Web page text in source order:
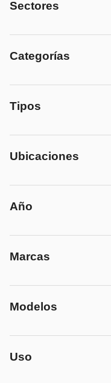
Sectores
Categorías
Tipos
Ubicaciones
Año
Marcas
Modelos
Uso